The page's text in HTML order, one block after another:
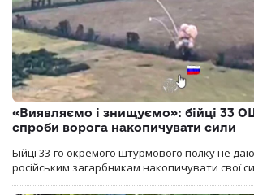
«Виявляємо і знищуємо»: бійці 33
спроби ворога накопичувати сили
Бійці 33-го окремого штурмового полку не
російським загарбникам накопичувати свої